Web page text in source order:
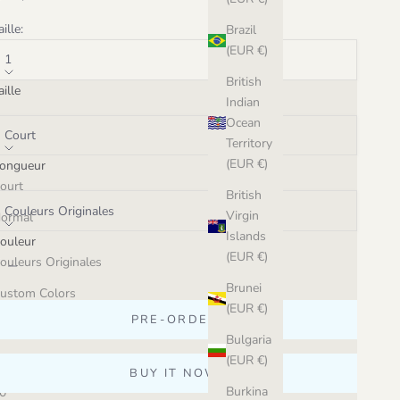
Brazil
(EUR €)
British
Indian
Ocean
Territory
(EUR €)
British
Virgin
Islands
(EUR €)
Brunei
(EUR €)
Bulgaria
(EUR €)
Burkina
1
Court
Couleurs Originales
Originales
Colors
quantity
Increase quantity
PRE-ORDER
BUY IT NOW